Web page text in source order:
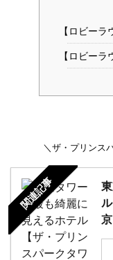
【ロビー
【ロビー
＼ザ・プリンス
関連記事
京